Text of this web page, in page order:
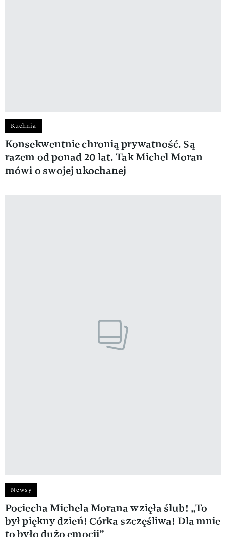
Kuchnia
Konsekwentnie chronią prywatność. Są
razem od ponad 20 lat. Tak Michel Moran
mówi o swojej ukochanej
Newsy
Pociecha Michela Morana wzięła ślub! „To
był piękny dzień! Córka szczęśliwa! Dla mnie
to było dużo emocji”